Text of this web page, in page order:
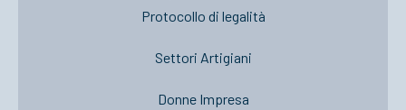
Protocollo di legalità
Settori Artigiani
Donne Impresa